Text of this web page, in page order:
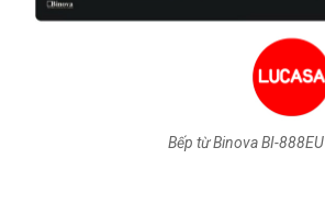
Bếp từ Binova BI-888EU